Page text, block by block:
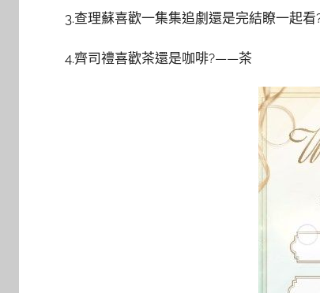
3.查理蘇喜歡一集集追劇還是完結瞭一起
4.齊司禮喜歡茶還是咖啡?——茶